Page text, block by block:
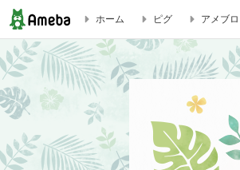
名前は「セリリン」にしたいと思いま
ホーム ピグ アメブロ